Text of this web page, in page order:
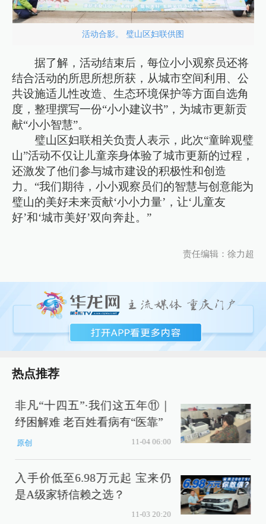
活动合影。 璧山区妇联供图
据了解，活动结束后，每位小小观察员还将
结合活动的所思所想所获，从城市空间利用、公
共设施适儿性改造、生态环境保护等方面自选角
度，整理撰写一份“小小建议书”，为城市更新贡
献“小小智慧”。
璧山区妇联相关负责人表示，此次“童眸观璧
山”活动不仅让儿童亲身体验了城市更新的过程，
还激发了他们参与城市建设的积极性和创造
力。“我们期待，小小观察员们的智慧与创意能为
璧山的美好未来贡献‘小小力量’，让‘儿童友
好’和‘城市美好’双向奔赴。”
责任编辑：徐力超
热点推荐
非凡“十四五”·我们这五年⑪｜
纾困解难 老百姓看病有“医靠”
原创 11-04 06:00
入手价低至6.98万元起 宝来仍
是A级家轿信赖之选？
11-03 20:20